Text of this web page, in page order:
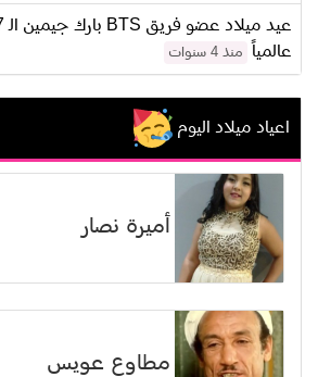
عالمياً
منذ 4 سنوات
اعياد ميلاد اليوم
أميرة نصار
مطاوع عويس